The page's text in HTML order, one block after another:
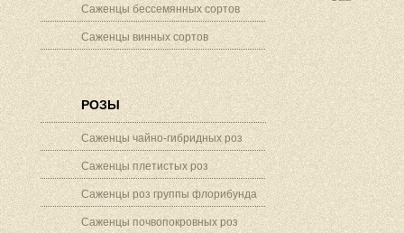
Саженцы бессемянных сортов
Саженцы винных сортов
РОЗЫ
Саженцы чайно-гибридных роз
Саженцы плетистых роз
Саженцы роз группы флорибунда
Саженцы почвопокровных роз